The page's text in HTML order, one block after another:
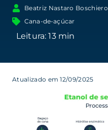
Beatriz Nastaro Boschiero
Cana-de-açúcar
Atualizado em 12/09/2025